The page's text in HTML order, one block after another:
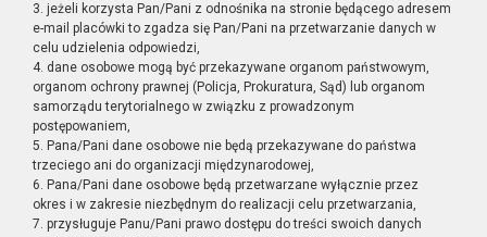
3. jeżeli korzysta Pan/Pani z odnośnika na stronie będącego adresem
e-mail placówki to zgadza się Pan/Pani na przetwarzanie danych w
celu udzielenia odpowiedzi,
4. dane osobowe mogą być przekazywane organom państwowym,
organom ochrony prawnej (Policja, Prokuratura, Sąd) lub organom
samorządu terytorialnego w związku z prowadzonym
postępowaniem,
5. Pana/Pani dane osobowe nie będą przekazywane do państwa
trzeciego ani do organizacji międzynarodowej,
6. Pana/Pani dane osobowe będą przetwarzane wyłącznie przez
okres i w zakresie niezbędnym do realizacji celu przetwarzania,
7. przysługuje Panu/Pani prawo dostępu do treści swoich danych